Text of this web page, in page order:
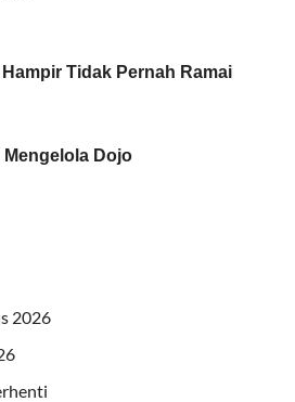
Tidak Pernah Ramai
Mengelola Dojo
2026